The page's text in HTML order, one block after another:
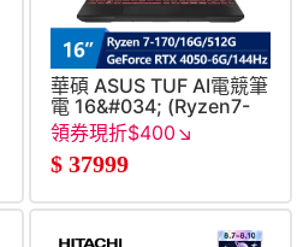
華碩 ASUS TUF AI電競筆
電 16&#034; (Ryzen7-
RTX 4050-
6G&#47;W11) 灰
領券現折$400↘
$ 37999